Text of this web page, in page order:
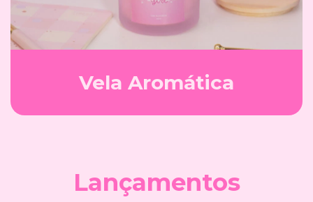
Vela Aromática
Lançamentos